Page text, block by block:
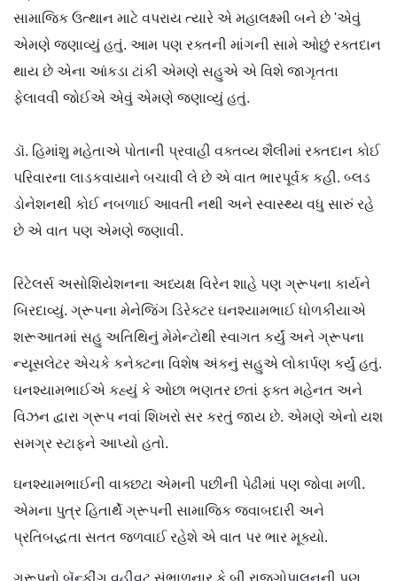
સામાજિક ઉત્થાન માટે વપરાય ત્યારે એ મહાલક્ષ્મી બને છે 'એવું
એમણે જણાવ્યું હતું. આમ પણ રક્તની માંગની સામે ઓછું રક્તદાન
થાય છે એના આંકડા ટાંકી એમણે સહુએ એ વિશે જાગૃતતા
ફેલાવવી જોઈએ એવું એમણે જણાવ્યું હતું.
ડૉ. હિમાંશુ મહેતાએ પોતાની પ્રવાહી વક્તવ્ય શૈલીમાં રક્તદાન કોઈ
પરિવારના લાડકવાયાને બચાવી લે છે એ વાત ભારપૂર્વક કહી. બ્લડ
ડોનેશનથી કોઈ નબળાઈ આવતી નથી અને સ્વાસ્થ્ય વધુ સારું રહે
છે એ વાત પણ એમણે જણાવી.
રિટેલર્સ અસોશિયેશનના અધ્યક્ષ વિરેન શાહે પણ ગ્રૂપના કાર્યને
બિરદાવ્યું. ગ્રૂપના મેનેજિંગ ડિરેક્ટર ઘનશ્યામભાઈ ધોળકીયાએ
શરૂઆતમાં સહુ અતિથિનું મેમેન્ટોથી સ્વાગત કર્યું અને ગ્રૂપના
ન્યૂસલેટર એચકે કનેક્ટના વિશેષ અંકનું સહુએ લોકાર્પણ કર્યું હતું.
ઘનશ્યામભાઈએ કહ્યું કે ઓછા ભણતર છતાં ફક્ત મહેનત અને
વિઝન દ્વારા ગ્રૂપ નવાં શિખરો સર કરતું જાય છે. એમણે એનો યશ
સમગ્ર સ્ટાફને આપ્યો હતો.
ઘનશ્યામભાઈની વાક્છટા એમની પછીની પેઢીમાં પણ જોવા મળી.
એમના પુત્ર હિતાર્થે ગ્રૂપની સામાજિક જવાબદારી અને
પ્રતિબદ્ધતા સતત જળવાઈ રહેશે એ વાત પર ભાર મૂક્યો.
ગ્રૂપનો બૅન્કીંગ વહીવટ સંભાળનાર કે.બી.રાજગોપાલનની પણ